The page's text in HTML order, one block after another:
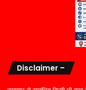
Disclaimer –